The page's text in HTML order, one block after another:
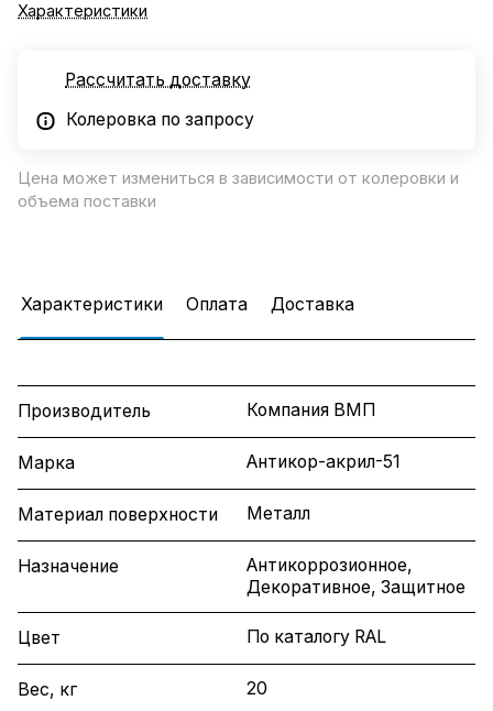
Характеристики
Рассчитать доставку
Колеровка по запросу
Цена может измениться в зависимости от колеровки и
объема поставки
Характеристики Оплата Доставка
Производитель Компания ВМП
Марка Антикор-акрил-51
Материал поверхности Металл
Назначение
Антикоррозионное,
Декоративное, Защитное
Цвет По каталогу RAL
Вес, кг 20